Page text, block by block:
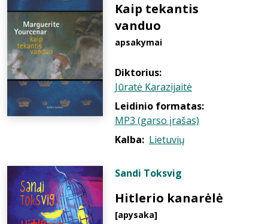
Kaip tekantis
vanduo
apsakymai
Diktorius:
Jūratė Karazijaitė
Leidinio formatas:
MP3 (garso įrašas)
Kalba: Lietuvių
Sandi Toksvig
Hitlerio kanarėlė
[apysaka]